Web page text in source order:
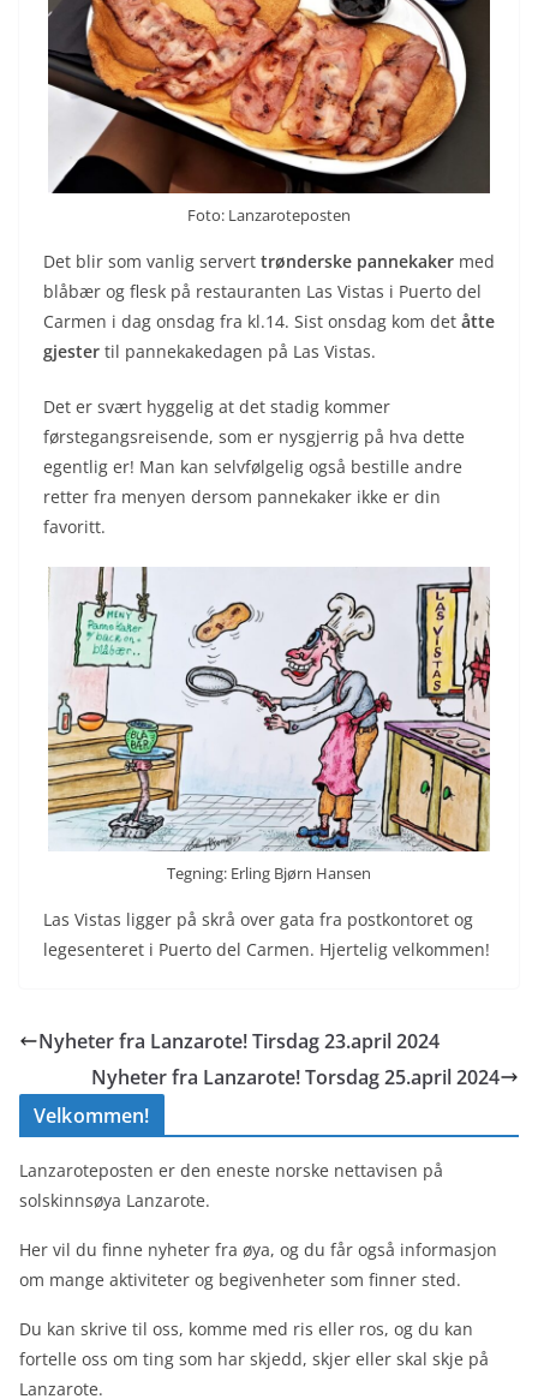
Foto: Lanzaroteposten
Det blir som vanlig servert trønderske pannekaker med
blåbær og flesk på restauranten Las Vistas i Puerto del
Carmen i dag onsdag fra kl.14. Sist onsdag kom det åtte
gjester til pannekakedagen på Las Vistas.
Det er svært hyggelig at det stadig kommer
førstegangsreisende, som er nysgjerrig på hva dette
egentlig er! Man kan selvfølgelig også bestille andre
retter fra menyen dersom pannekaker ikke er din
favoritt.
Tegning: Erling Bjørn Hansen
Las Vistas ligger på skrå over gata fra postkontoret og
legesenteret i Puerto del Carmen. Hjertelig velkommen!
Nyheter fra Lanzarote! Tirsdag 23.april 2024
Nyheter fra Lanzarote! Torsdag 25.april 2024
Velkommen!
Lanzaroteposten er den eneste norske nettavisen på
solskinnsøya Lanzarote.
Her vil du finne nyheter fra øya, og du får også informasjon
om mange aktiviteter og begivenheter som finner sted.
Du kan skrive til oss, komme med ris eller ros, og du kan
fortelle oss om ting som har skjedd, skjer eller skal skje på
Lanzarote.